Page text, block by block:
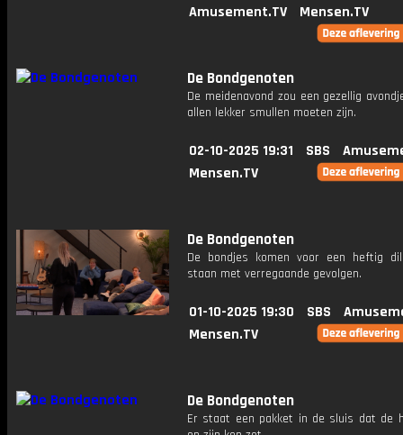
Amusement.TV
Mensen.TV
De Bondgenoten
De meidenavond zou een gezellig
allen lekker smullen moeten zijn.
02-10-2025 19:31 SBS
Mensen.TV
De Bondgenoten
De bondjes komen voor een heftig
staan met verregaande gevolgen.
01-10-2025 19:30 SBS
Mensen.TV
De Bondgenoten
Er staat een pakket in de sluis dat de